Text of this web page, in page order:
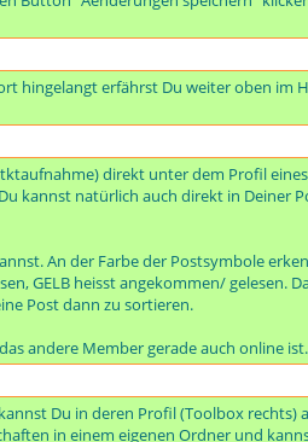
hingelangt erfährst Du weiter oben im
direkt unter dem Profil
kannst natürlich auch direkt in Deiner
An der Farbe der Postsymbole
GELB heisst angekommen/ gelesen.
Post dann zu sortieren.
andere Member gerade auch online ist.
Du in deren Profil (Toolbox rechts)
in einem eigenen Ordner und